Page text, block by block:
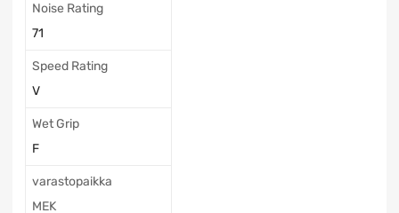
Noise Rating
71
Speed Rating
V
Wet Grip
F
varastopaikka
MEK